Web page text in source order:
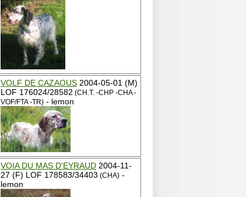
VOLF DE CAZAOUS 2004-05-01 (M)
LOF 176024/28582 (CH.T. -CHP -CHA -
VOF/FTA -TR) - lemon
VOIA DU MAS D'EYRAUD 2004-11-
27 (F) LOF 178583/34403 (CHA) -
lemon